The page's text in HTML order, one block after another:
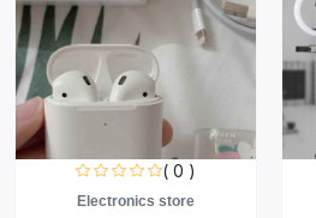
( 0 )
Electronics store